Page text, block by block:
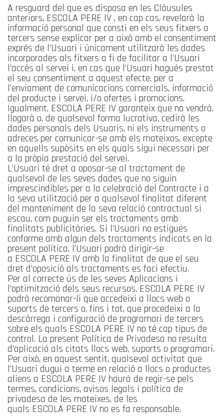
A resguard del que es disposa en les Clàusules
anteriors, ESCOLA PERE IV , en cap cas, revelarà la
informació personal que consti en els seus fitxers a
tercers sense explicar per a això amb el consentiment
exprés de l’Usuari i únicament utilitzarà les dades
incorporades als fitxers a fi de facilitar a l’Usuari
l’accés al servei i, en cas que l’Usuari hagués prestat
el seu consentiment a aquest efecte, per a
l’enviament de comunicacions comercials, informació
del producte i servei, i/o ofertes i promocions.
Igualment, ESCOLA PERE IV garanteix que no vendrà,
llogarà o, de qualsevol forma lucrativa, cedirà les
dades personals dels Usuaris, ni els instruments o
adreces per comunicar-se amb els mateixos, excepte
en aquells supòsits en els quals sigui necessari per
a la pròpia prestació del servei.
L’Usuari té dret a oposar-se al tractament de
qualsevol de les seves dades que no siguin
imprescindibles per a la celebració del Contracte i a
la seva utilització per a qualsevol finalitat diferent
del manteniment de la seva relació contractual si
escau, com puguin ser els tractaments amb
finalitats publicitàries. Si l’Usuari no estigués
conforme amb algun dels tractaments indicats en la
present política, l’Usuari podrà dirigir-se
a ESCOLA PERE IV amb la finalitat de que el seu
dret d’oposició als tractaments es faci efectiu.
Per al correcte ús de les seves Aplicacions i
l’optimització dels seus recursos, ESCOLA PERE IV
podrà recomanar-li que accedeixi a llocs web o
suports de tercers o, fins i tot, que procedeixi a la
descàrrega i configuració de programari de tercers
sobre els quals ESCOLA PERE IV no té cap tipus de
control. La present Política de Privadesa no resulta
d’aplicació als citats llocs web, suports o programari.
Per això, en aquest sentit, qualsevol activitat que
l’Usuari dugui a terme en relació a llocs o productes
aliens a ESCOLA PERE IV haurà de regir-se pels
termes, condicions, avisos legals i política de
privadesa de les mateixes, de les
quals ESCOLA PERE IV no es fa responsable.